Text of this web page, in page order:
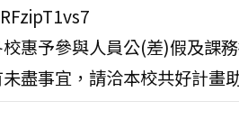
惠予參與人員公(差)假及課
盡事宜，請洽本校共好計畫